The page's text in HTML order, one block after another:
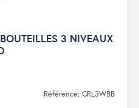
3 NIVEAUX
Référence: CRL3WBB